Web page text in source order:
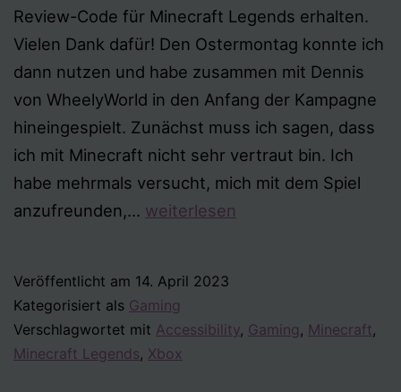
Review-Code für Minecraft Legends erhalten.
Vielen Dank dafür! Den Ostermontag konnte ich
dann nutzen und habe zusammen mit Dennis
von WheelyWorld in den Anfang der Kampagne
hineingespielt. Zunächst muss ich sagen, dass
ich mit Minecraft nicht sehr vertraut bin. Ich
habe mehrmals versucht, mich mit dem Spiel
anzufreunden,… Minecraft
weiterlesen
Veröffentlicht am 14. April 2023
Kategorisiert als Gaming
Verschlagwortet mit Accessibility, Gaming, Minecraft,
Minecraft Legends, Xbox